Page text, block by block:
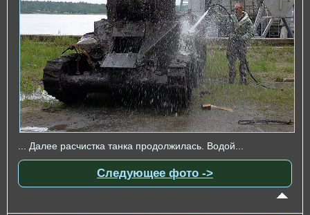
... Далее расчистка танка продолжилась. Водой...
Следующее фото ->